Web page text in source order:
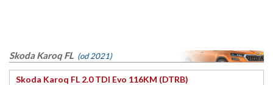
Skoda Karoq FL (od 2021)
Skoda Karoq FL 2.0 TDI Evo 116KM (DTRB)